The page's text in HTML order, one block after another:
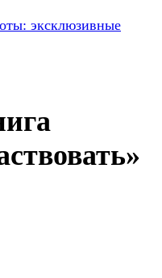
эксклюзивные